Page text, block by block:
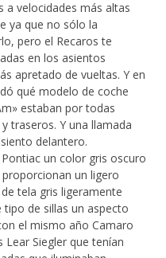
a velocidades más altas
ya que no sólo la
pero el Recaros te
en los asientos
apretado de vueltas. Y en
qué modelo de coche
estaban por todas
traseros. Y una llamada
delantero.
un color gris oscuro
un ligero
tela gris ligeramente
de sillas un aspecto
el mismo año Camaro
Siegler que tenían